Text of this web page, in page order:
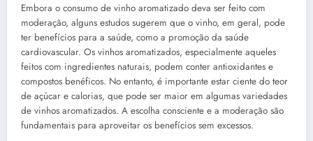
Embora o consumo de vinho aromatizado deva ser feito com
moderação, alguns estudos sugerem que o vinho, em geral, pode
ter benefícios para a saúde, como a promoção da saúde
cardiovascular. Os vinhos aromatizados, especialmente aqueles
feitos com ingredientes naturais, podem conter antioxidantes e
compostos benéficos. No entanto, é importante estar ciente do teor
de açúcar e calorias, que pode ser maior em algumas variedades
de vinhos aromatizados. A escolha consciente e a moderação são
fundamentais para aproveitar os benefícios sem excessos.